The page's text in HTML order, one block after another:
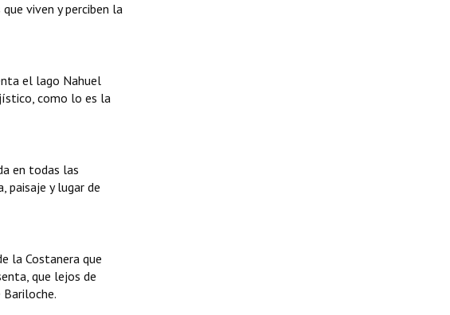
viven y perciben la
el lago Nahuel
como lo es la
en todas las
paisaje y lugar de
la Costanera que
que lejos de